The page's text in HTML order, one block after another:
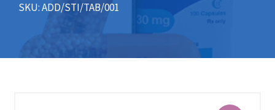
SKU: ADD/STI/TAB/001